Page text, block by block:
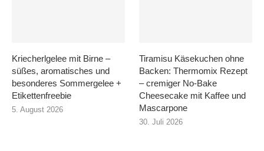
Kriecherlgelee mit Birne –
süßes, aromatisches und
besonderes Sommergelee +
Etikettenfreebie
5. August 2026
Tiramisu Käsekuchen ohne
Backen: Thermomix Rezept
– cremiger No-Bake
Cheesecake mit Kaffee und
Mascarpone
30. Juli 2026